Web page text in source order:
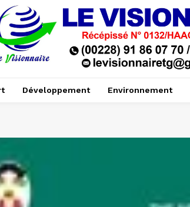
Développement Environnement